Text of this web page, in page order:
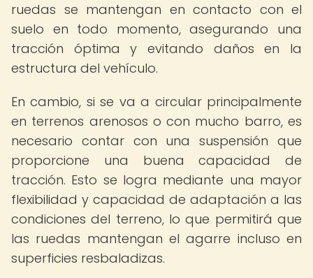
ruedas se mantengan en contacto con el
suelo en todo momento, asegurando una
tracción óptima y evitando daños en la
estructura del vehículo.
En cambio, si se va a circular principalmente
en terrenos arenosos o con mucho barro, es
necesario contar con una suspensión que
proporcione una buena capacidad de
tracción. Esto se logra mediante una mayor
flexibilidad y capacidad de adaptación a las
condiciones del terreno, lo que permitirá que
las ruedas mantengan el agarre incluso en
superficies resbaladizas.